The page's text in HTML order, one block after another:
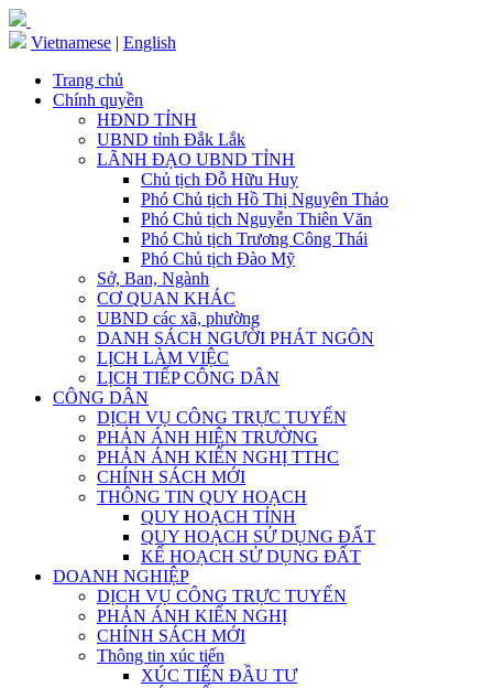
Vietnamese | English
Trang chủ
Chính quyền
HĐND TỈNH
UBND tỉnh Đắk Lắk
LÃNH ĐẠO UBND TỈNH
Chủ tịch Đỗ Hữu Huy
Phó Chủ tịch Hồ Thị Nguyên Thảo
Phó Chủ tịch Nguyễn Thiên Văn
Phó Chủ tịch Trương Công Thái
Phó Chủ tịch Đào Mỹ
Sở, Ban, Ngành
CƠ QUAN KHÁC
UBND các xã, phường
DANH SÁCH NGƯỜI PHÁT NGÔN
LỊCH LÀM VIỆC
LỊCH TIẾP CÔNG DÂN
CÔNG DÂN
DỊCH VỤ CÔNG TRỰC TUYẾN
PHẢN ÁNH HIỆN TRƯỜNG
PHẢN ÁNH KIẾN NGHỊ TTHC
CHÍNH SÁCH MỚI
THÔNG TIN QUY HOẠCH
QUY HOẠCH TỈNH
QUY HOẠCH SỬ DỤNG ĐẤT
KẾ HOẠCH SỬ DỤNG ĐẤT
DOANH NGHIỆP
DỊCH VỤ CÔNG TRỰC TUYẾN
PHẢN ÁNH KIẾN NGHỊ
CHÍNH SÁCH MỚI
Thông tin xúc tiến
XÚC TIẾN ĐẦU TƯ